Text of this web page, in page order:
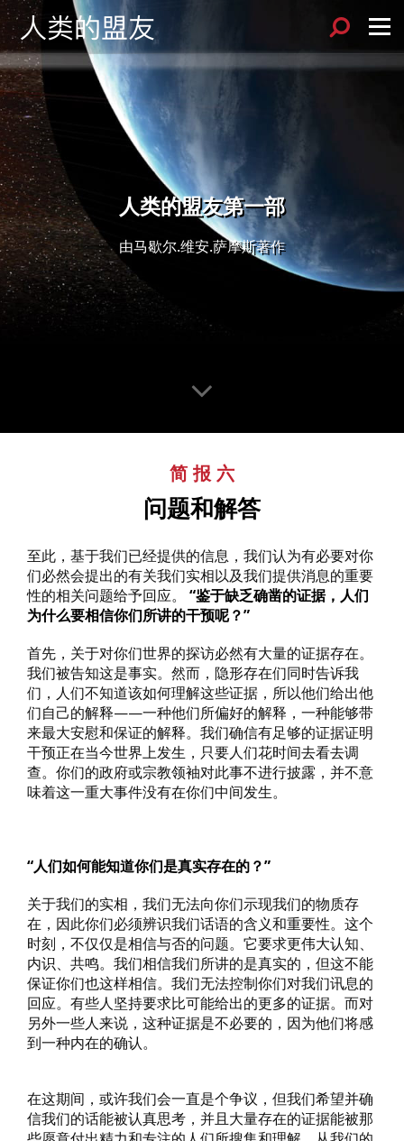
人类的盟友第一部
由马歇尔.维安.萨摩斯著作
简报六
问题和解答
至此，基于我们已经提供的信息，我们认为有必要对你
们必然会提出的有关我们实相以及我们提供消息的重要
性的相关问题给予回应。 “鉴于缺乏确凿的证据，人们
为什么要相信你们所讲的干预呢？”
首先，关于对你们世界的探访必然有大量的证据存在。
我们被告知这是事实。然而，隐形存在们同时告诉我
们，人们不知道该如何理解这些证据，所以他们给出他
们自己的解释——一种他们所偏好的解释，一种能够带
来最大安慰和保证的解释。我们确信有足够的证据证明
干预正在当今世界上发生，只要人们花时间去看去调
查。你们的政府或宗教领袖对此事不进行披露，并不意
味着这一重大事件没有在你们中间发生。
“人们如何能知道你们是真实存在的？”
关于我们的实相，我们无法向你们示现我们的物质存
在，因此你们必须辨识我们话语的含义和重要性。这个
时刻，不仅仅是相信与否的问题。它要求更伟大认知、
内识、共鸣。我们相信我们所讲的是真实的，但这不能
保证你们也这样相信。我们无法控制你们对我们讯息的
回应。有些人坚持要求比可能给出的更多的证据。而对
另外一些人来说，这种证据是不必要的，因为他们将感
到一种内在的确认。
在这期间，或许我们会一直是个争议，但我们希望并确
信我们的话能被认真思考，并且大量存在的证据能被那